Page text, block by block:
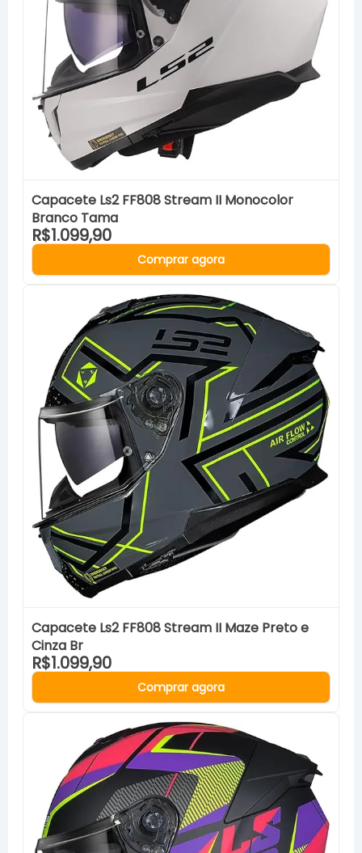
Capacete Ls2 FF808 Stream II Monocolor
Branco Tama
R$1.099,90
Comprar agora
Capacete Ls2 FF808 Stream II Maze Preto e
Cinza Br
R$1.099,90
Comprar agora